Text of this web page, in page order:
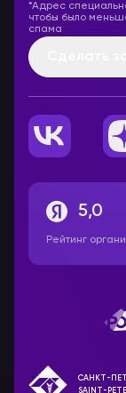
*Адрес
чтобы было
спама
5,0
Рейтинг
САНКТ-
SAINT-